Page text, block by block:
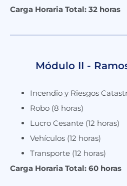
Carga Horaria Total: 32 horas
Módulo II -
Incendio y Riesgos
Robo (8 horas)
Lucro Cesante (12 horas)
Vehículos (12 horas)
Transporte (12 horas)
Carga Horaria Total: 60 horas